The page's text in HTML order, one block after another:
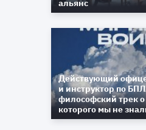
альянс
Действующий
и инструктор по
философский трек
которого мы не